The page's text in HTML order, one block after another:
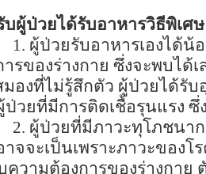
บผู้ป่วยได้รับอาหารวิธีพิเศ
1. ผู้ป่วยรับอาหารเองได้น้
ารของร่างกาย ซึ่งจะพบไ
มองที่ไม่รู้สึกตัว ผู้ป่วยได้รั
ป่วยที่มีการติดเชื้อรุนแรง
2. ผู้ป่วยที่มีภาวะทุโภชนาก
าจจะเป็นเพราะภาวะของ
ความต้องการของร่างกาย